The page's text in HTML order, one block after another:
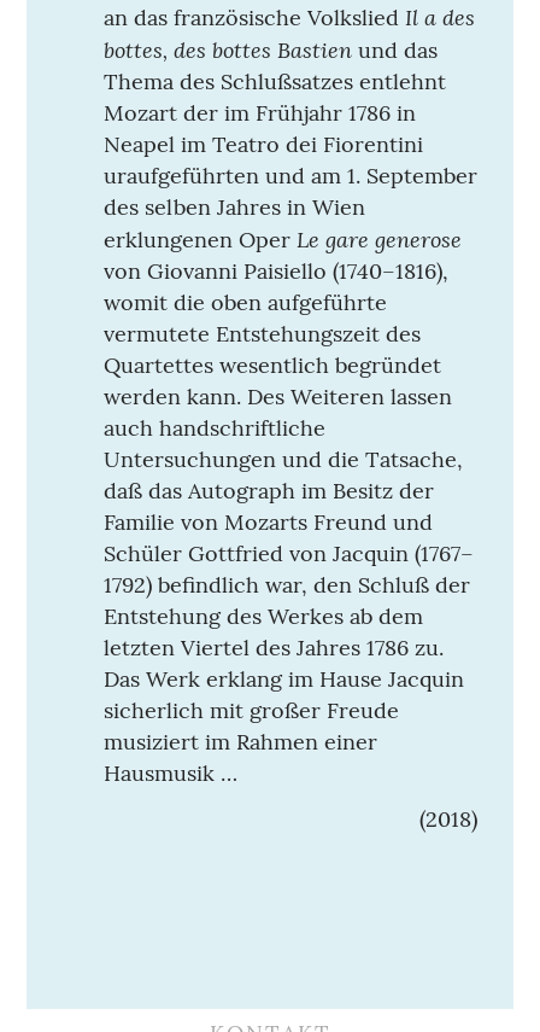
an das französische Volkslied Il a des
bottes, des bottes Bastienund das
Thema des Schlußsatzes entlehnt
Mozart der im Frühjahr 1786 in
Neapel im Teatro dei Fiorentini
uraufgeführten und am 1. September
des selben Jahres in Wien
erklungenen Oper Le gare generose
von Giovanni Paisiello (1740–1816),
womit die oben aufgeführte
vermutete Entstehungszeit des
Quartettes wesentlich begründet
werden kann. Des Weiteren lassen
auch handschriftliche
Untersuchungen und die Tatsache,
daß das Autograph im Besitz der
Familie von Mozarts Freund und
Schüler Gottfried von Jacquin (1767–
1792) befindlich war, den Schluß der
Entstehung des Werkes ab dem
letzten Viertel des Jahres 1786 zu.
Das Werk erklang im Hause Jacquin
sicherlich mit großer Freude
musiziert im Rahmen einer
Hausmusik …
(2018)